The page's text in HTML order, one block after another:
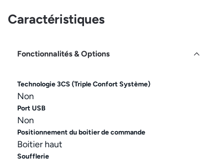
Caractéristiques
Fonctionnalités & Options
Technologie 3CS (Triple Confort Système)
Non
Port USB
Non
Positionnement du boitier de commande
Boitier haut
Soufflerie